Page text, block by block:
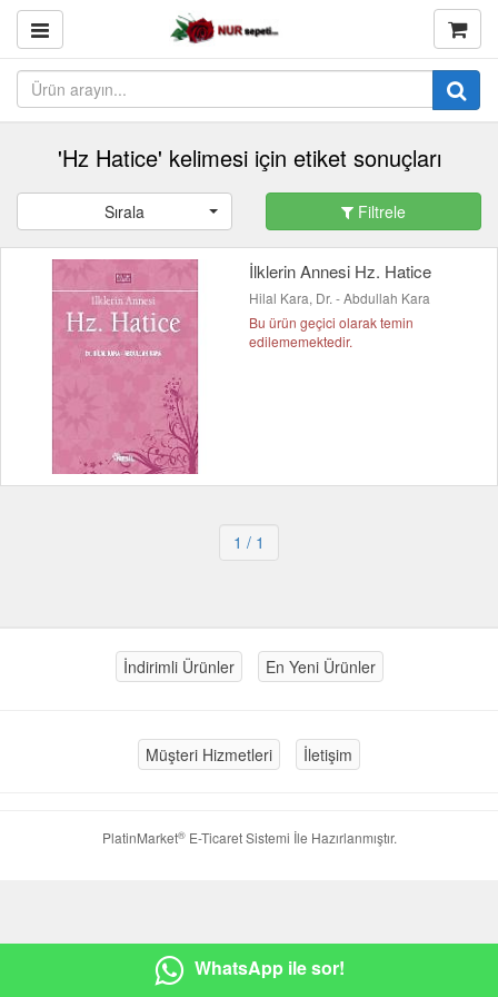
'Hz Hatice' kelimesi için etiket sonuçları
Sırala Filtrele
İlklerin Annesi Hz. Hatice
Hilal Kara, Dr. - Abdullah Kara
Bu ürün geçici olarak temin
edilememektedir.
1 / 1
İndirimli Ürünler En Yeni Ürünler
Müşteri Hizmetleri İletişim
PlatinMarket®E-Ticaret Sistemi İle Hazırlanmıştır.
WhatsApp ile sor!